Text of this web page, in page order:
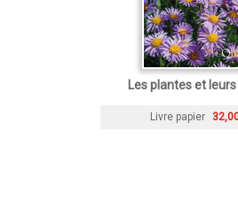
Les plantes et
Livre papier